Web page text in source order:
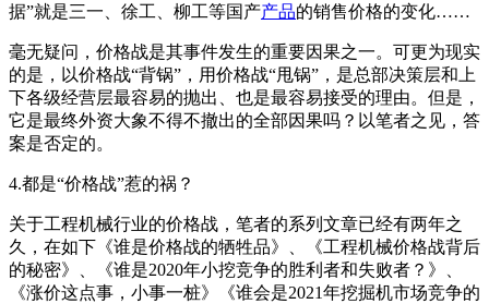
据”就是三一、徐工、柳工等国产产品的销售价格的变化……
毫无疑问，价格战是其事件发生的重要因果之一。可更为现实
的是，以价格战“背锅”，用价格战“甩锅”，是总部决策层和上
下各级经营层最容易的抛出、也是最容易接受的理由。但是，
它是最终外资大象不得不撤出的全部因果吗？以笔者之见，答
案是否定的。
4.都是“价格战”惹的祸？
关于工程机械行业的价格战，笔者的系列文章已经有两年之
久，在如下《谁是价格战的牺牲品》、《工程机械价格战背后
的秘密》、《谁是2020年小挖竞争的胜利者和失败者？》、
《涨价这点事，小事一桩》《谁会是2021年挖掘机市场竞争的